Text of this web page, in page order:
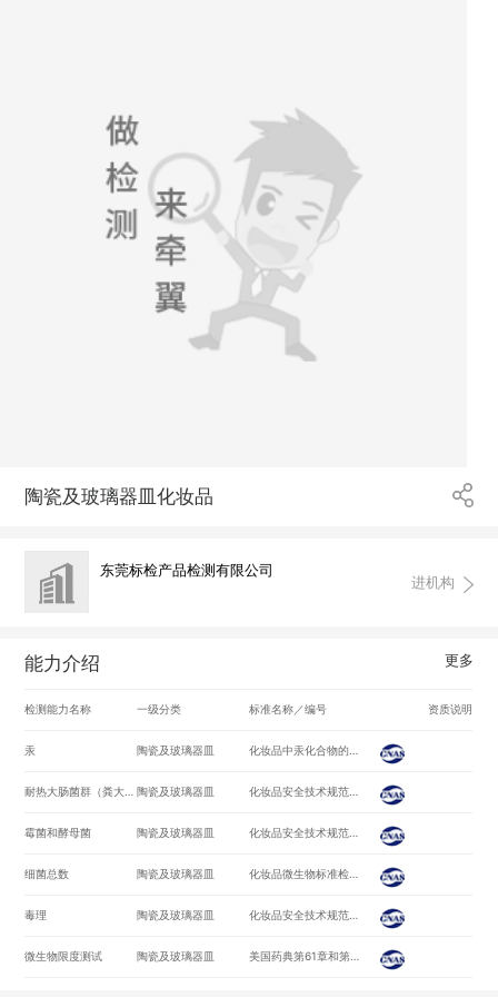
陶瓷及玻璃器皿化妆品
东莞标检产品检测有限公司
进机构
能力介绍 更多
检测能力名称 一级分类 标准名称／编号 资质说明
汞 陶瓷及玻璃器皿
陶瓷及玻璃器皿 化妆品安全技术规范（2015版）第五章/
霉菌和酵母菌 陶瓷及玻璃器皿 化妆品安全技术规范（2015版）第五章/
细菌总数 陶瓷及玻璃器皿 化妆品微生物标准检验方法 细菌总数测定/GB/T 7918.2-1987
毒理 陶瓷及玻璃器皿 化妆品安全技术规范（2015版）
微生物限度测试 陶瓷及玻璃器皿 美国药典第61章和第62章-第39版,2015年 微生物限度测试 US